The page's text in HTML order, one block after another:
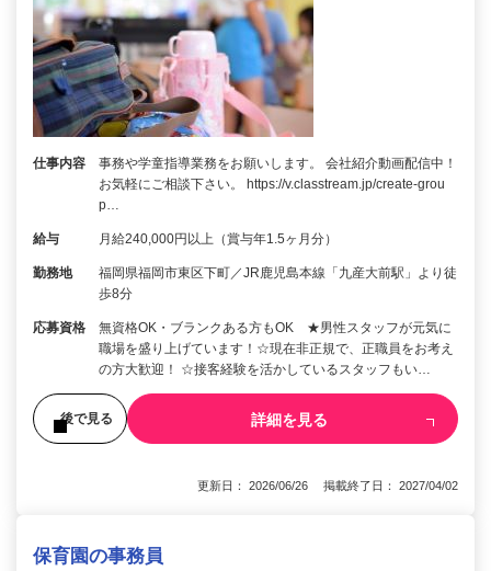
仕事内容
事務や学童指導業務をお願いします。 会社紹介動画配信中！
お気軽にご相談下さい。 https://v.classtream.jp/create-grou
p…
給与 月給240,000円以上（賞与年1.5ヶ月分）
勤務地
福岡県福岡市東区下町／JR鹿児島本線「九産大前駅」より徒
歩8分
応募資格
無資格OK・ブランクある方もOK ★男性スタッフが元気に
職場を盛り上げています！☆現在非正規で、正職員をお考え
の方大歓迎！ ☆接客経験を活かしているスタッフもい…
後で見る 詳細を見る
更新日： 2026/06/26 掲載終了日： 2027/04/02
保育園の事務員